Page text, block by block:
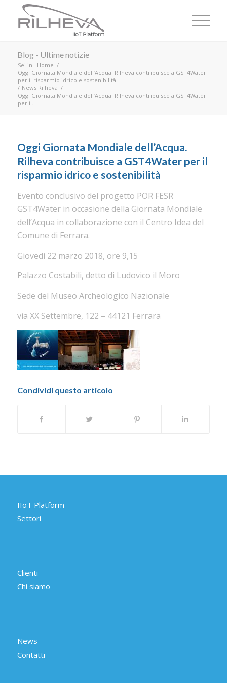
Blog - Ultime notizie
Sei in: Home /
Oggi Giornata Mondiale dell’Acqua. Rilheva contribuisce a GST4Water
per il risparmio idrico e sostenibilità
/ News Rilheva /
Oggi Giornata Mondiale dell’Acqua. Rilheva contribuisce a GST4Water
per i...
Oggi Giornata Mondiale dell’Acqua.
Rilheva contribuisce a GST4Water per il
risparmio idrico e sostenibilità
Evento conclusivo del progetto POR FESR
GST4Water in occasione della Giornata Mondiale
dell’Acqua in collaborazione con il Centro Idea del
Comune di Ferrara.
Giovedì 22 marzo 2018, ore 9,15
Palazzo Costabili, detto di Ludovico il Moro
Sede del Museo Archeologico Nazionale
via XX Settembre, 122 – 44121 Ferrara
Condividi questo articolo
IIoT Platform
Settori
Clienti
Chi siamo
News
Contatti